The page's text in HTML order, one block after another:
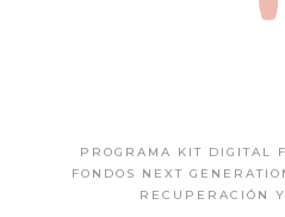
PROGRAMA KIT DIGITAL
FONDOS NEXT
RECUPERACIÓN